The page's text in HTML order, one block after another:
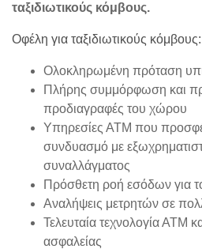
ταξιδιωτικούς κόμβους.
Οφέλη για ταξιδιωτικούς κόμβους:
Ολοκληρωμένη πρόταση
Πλήρης συμμόρφωση και
προδιαγραφές του χώρου
Υπηρεσίες ΑΤΜ που
συνδυασμό με
συναλλάγματος
Πρόσθετη ροή εσόδων για
Αναλήψεις μετρητών σε
Τελευταία τεχνολογία ΑΤΜ
ασφαλείας